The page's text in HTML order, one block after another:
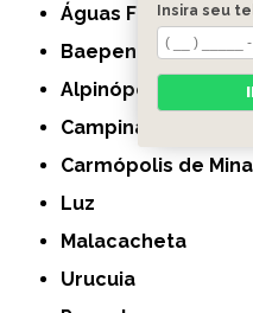
Águas Formosas
Baependi
Alpinópolis
Campina Verde
Carmópolis de
Luz
Malacacheta
Urucuia
Insira seu